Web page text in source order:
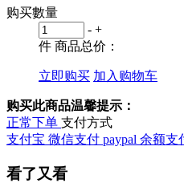
购买數量
- +
件 商品总价：
立即购买 加入购物车
购买此商品温馨提示：
正常下单 支付方式
支付宝 微信支付 paypal 余额支
看了又看